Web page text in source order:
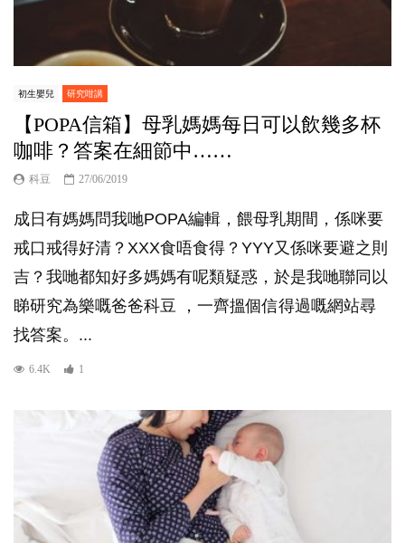
初生嬰兒 研究咁講
【POPA信箱】母乳媽媽每日可以飲幾多杯
咖啡？答案在細節中……
科豆 27/06/2019
成日有媽媽問我哋POPA編輯，餵母乳期間，係咪要
戒口戒得好清？XXX食唔食得？YYY又係咪要避之則
吉？我哋都知好多媽媽有呢類疑惑，於是我哋聯同以
睇研究為樂嘅爸爸科豆 ，一齊搵個信得過嘅網站尋
找答案。...
6.4K 1